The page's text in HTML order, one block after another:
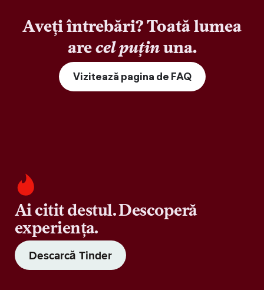
Aveți întrebări? Toată lumea
arecel puținuna.
Vizitează pagina de FAQ
Ai citit destul. Descoperă
experiența.
Descarcă Tinder